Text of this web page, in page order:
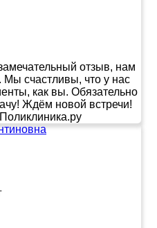
отзыв, нам
счастливы, что у нас
как вы. Обязательно
Ждём новой встречи!